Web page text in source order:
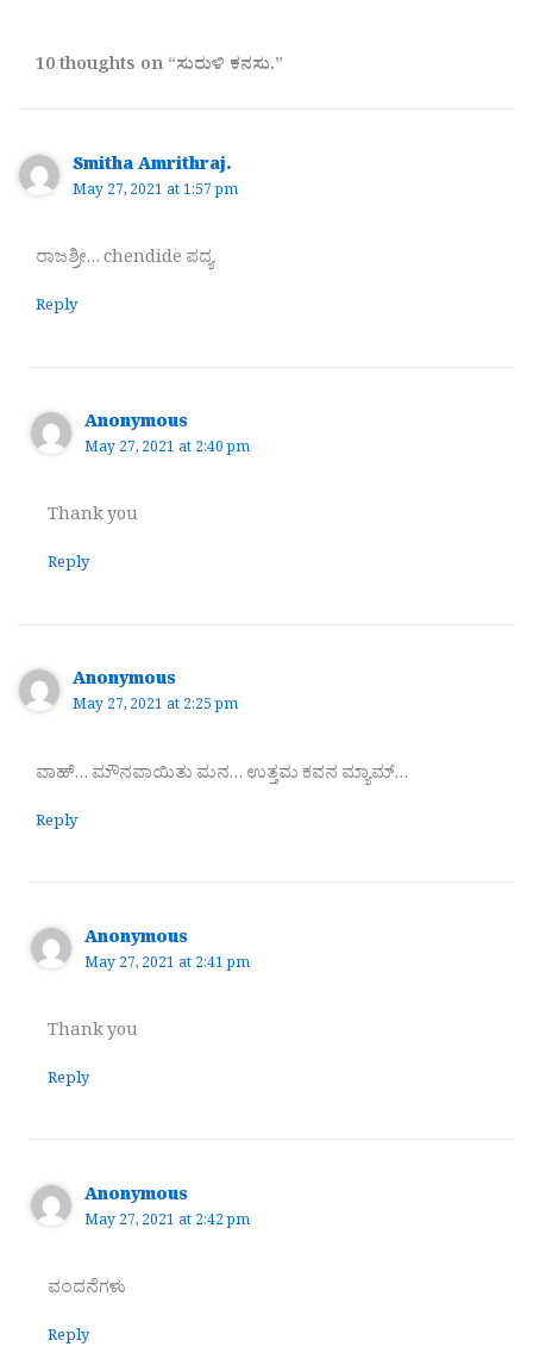
10 thoughts on “ಸುರುಳಿ ಕನಸು.”
Smitha Amrithraj.
May 27, 2021 at 1:57 pm
ರಾಜಶ್ರೀ… chendide ಪದ್ಯ
Reply
Anonymous
May 27, 2021 at 2:40 pm
Thank you
Reply
Anonymous
May 27, 2021 at 2:25 pm
ವಾಹ್… ಮೌನವಾಯಿತು ಮನ… ಉತ್ತಮ ಕವನ ಮ್ಯಾಮ್…
Reply
Anonymous
May 27, 2021 at 2:41 pm
Thank you
Reply
Anonymous
May 27, 2021 at 2:42 pm
ವಂದನೆಗಳು
Reply